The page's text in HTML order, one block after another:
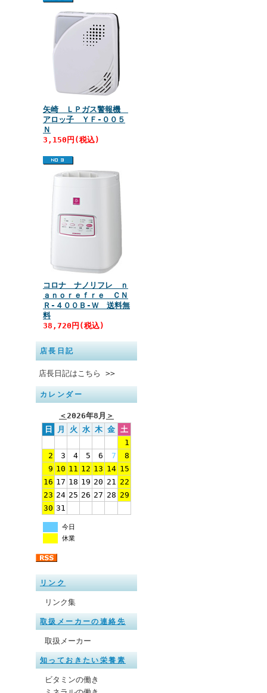
矢崎 ＬＰガス警報機
アロッ子 ＹＦ‐００５
Ｎ
3,150円(税込)
コロナ ナノリフレ ｎ
ａｎｏｒｅｆｒｅ ＣＮ
Ｒ‐４００Ｂ‐Ｗ 送料無
料
38,720円(税込)
店長日記
店長日記はこちら >>
カレンダー
＜2026年8月 ＞
日
月 火 水 木 金 土
1
2
3 4 5 6 7
8
9 10 11 12 13 14 15
16 17 18 19 20 21 22
23 24 25 26 27 28 29
30 31
今日
休業
リンク
リンク集
取扱メーカーの連絡先
取扱メーカー
知っておきたい栄養素
ビタミンの働き